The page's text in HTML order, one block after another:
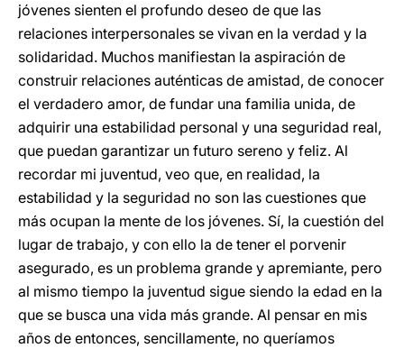
jóvenes sienten el profundo deseo de que las
relaciones interpersonales se vivan en la verdad y la
solidaridad. Muchos manifiestan la aspiración de
construir relaciones auténticas de amistad, de conocer
el verdadero amor, de fundar una familia unida, de
adquirir una estabilidad personal y una seguridad real,
que puedan garantizar un futuro sereno y feliz. Al
recordar mi juventud, veo que, en realidad, la
estabilidad y la seguridad no son las cuestiones que
más ocupan la mente de los jóvenes. Sí, la cuestión del
lugar de trabajo, y con ello la de tener el porvenir
asegurado, es un problema grande y apremiante, pero
al mismo tiempo la juventud sigue siendo la edad en la
que se busca una vida más grande. Al pensar en mis
años de entonces, sencillamente, no queríamos